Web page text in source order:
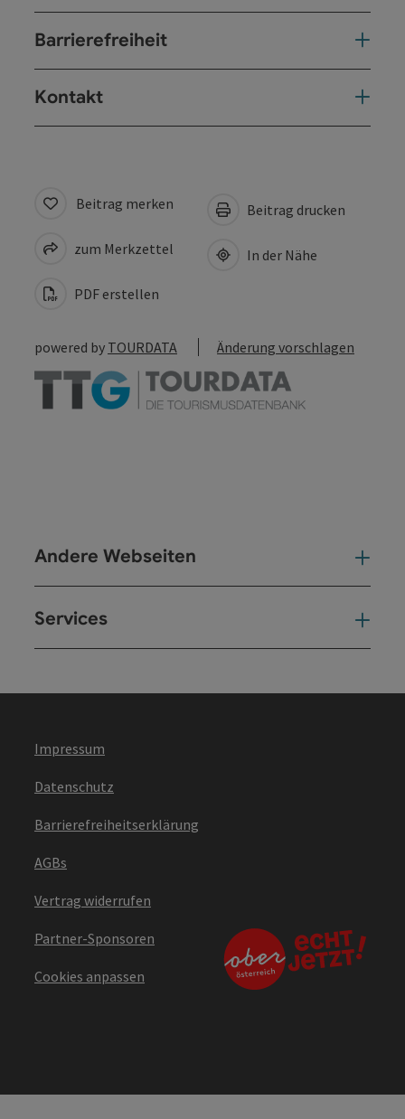
Barrierefreiheit
Kontakt
Beitrag merken
zum Merkzettel
PDF erstellen
Beitrag drucken
In der Nähe
powered by TOURDATA Änderung vorschlagen
Andere Webseiten
Services
Impressum
Datenschutz
Barrierefreiheitserklärung
AGBs
Vertrag widerrufen
Partner-Sponsoren
Cookies anpassen